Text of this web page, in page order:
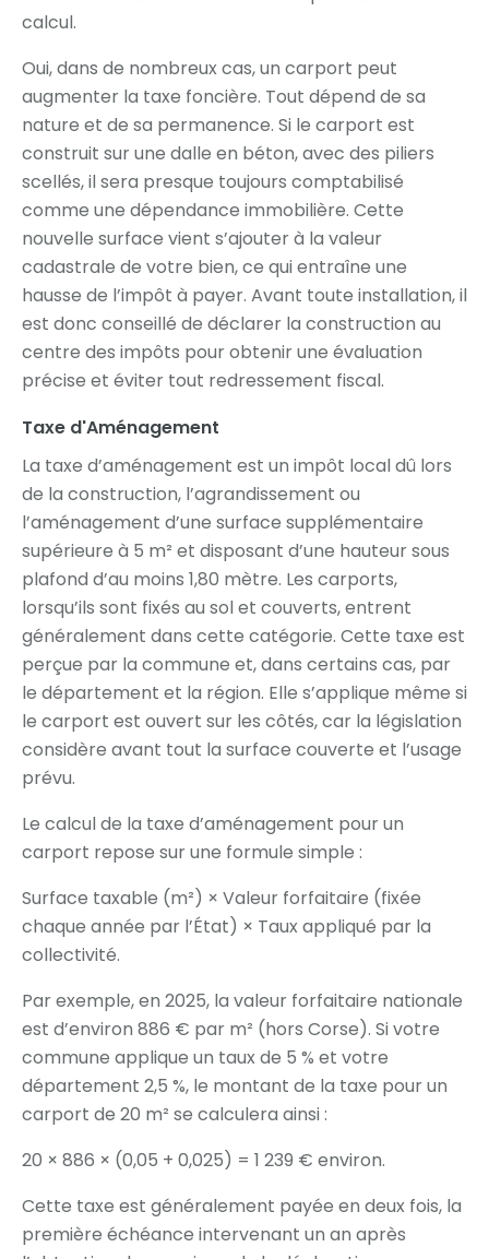
calcul.
Oui, dans de nombreux cas, un carport peut
augmenter la taxe foncière. Tout dépend de sa
nature et de sa permanence. Si le carport est
construit sur une dalle en béton, avec des piliers
scellés, il sera presque toujours comptabilisé
comme une dépendance immobilière. Cette
nouvelle surface vient s’ajouter à la valeur
cadastrale de votre bien, ce qui entraîne une
hausse de l’impôt à payer. Avant toute installation, il
est donc conseillé de déclarer la construction au
centre des impôts pour obtenir une évaluation
précise et éviter tout redressement fiscal.
Taxe d'Aménagement
La taxe d’aménagement est un impôt local dû lors
de la construction, l’agrandissement ou
l’aménagement d’une surface supplémentaire
supérieure à 5 m² et disposant d’une hauteur sous
plafond d’au moins 1,80 mètre. Les carports,
lorsqu’ils sont fixés au sol et couverts, entrent
généralement dans cette catégorie. Cette taxe est
perçue par la commune et, dans certains cas, par
le département et la région. Elle s’applique même si
le carport est ouvert sur les côtés, car la législation
considère avant tout la surface couverte et l’usage
prévu.
Le calcul de la taxe d’aménagement pour un
carport repose sur une formule simple :
Surface taxable (m²) × Valeur forfaitaire (fixée
chaque année par l’État) × Taux appliqué par la
collectivité.
Par exemple, en 2025, la valeur forfaitaire nationale
est d’environ 886 € par m² (hors Corse). Si votre
commune applique un taux de 5 % et votre
département 2,5 %, le montant de la taxe pour un
carport de 20 m² se calculera ainsi :
20 × 886 × (0,05 + 0,025) = 1 239 € environ.
Cette taxe est généralement payée en deux fois, la
première échéance intervenant un an après